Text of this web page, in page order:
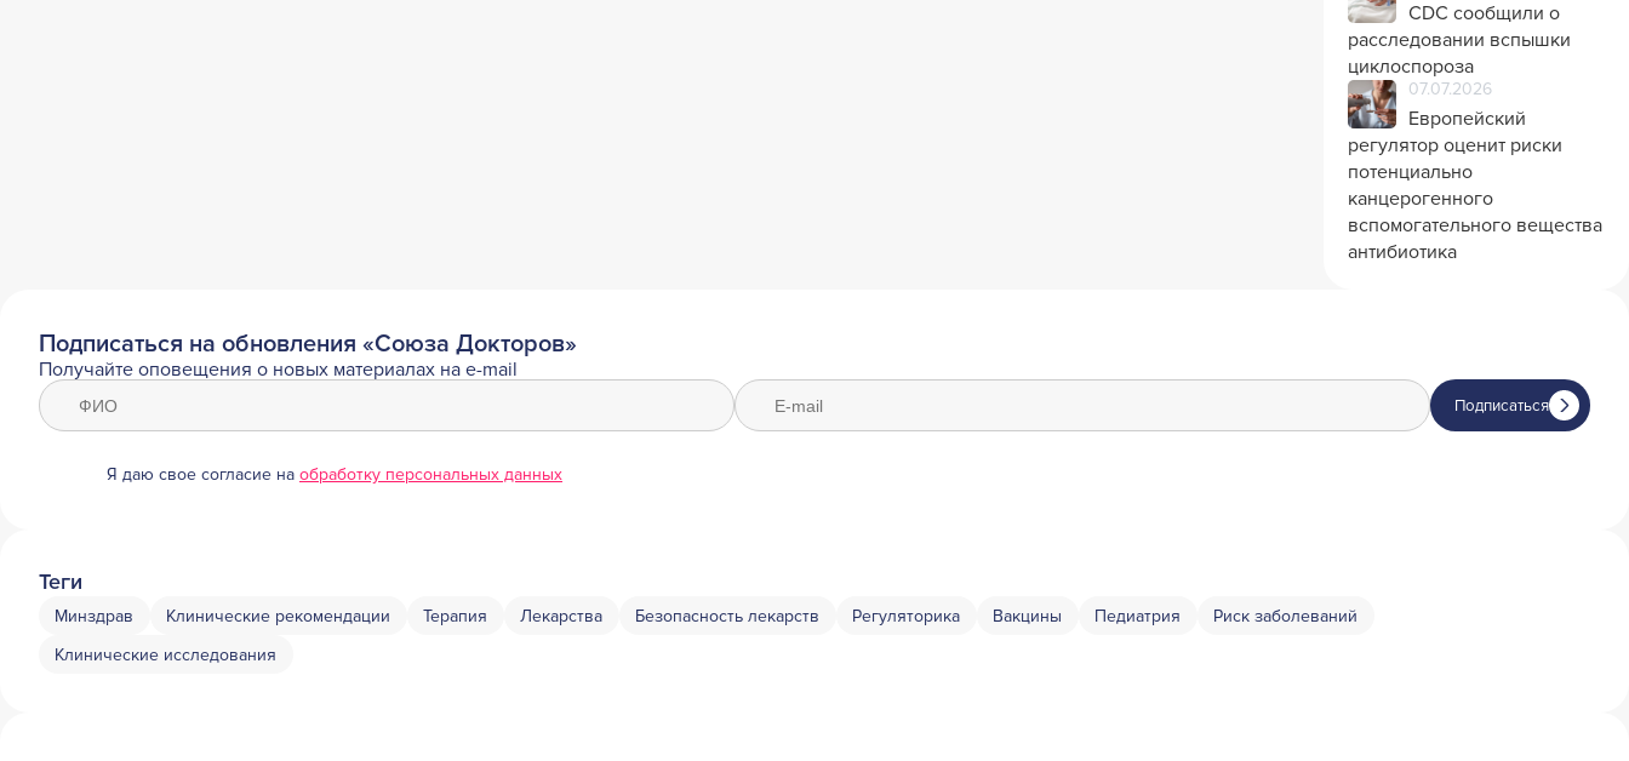
CDC сообщили о
расследовании вспышки
циклоспороза
07.07.2026
Европейский
регулятор оценит риски
потенциально
канцерогенного
вспомогательного вещества
антибиотика
Подписаться на обновления «Союза Докторов»
Получайте оповещения о новых материалах на e-mail
Я даю свое согласие на обработку персональных данных
Подписаться
Теги
Минздрав Клинические рекомендации Терапия Лекарства Безопасность лекарств Регуляторика Вакцины Педиатрия
Риск заболеваний
Клинические исследования